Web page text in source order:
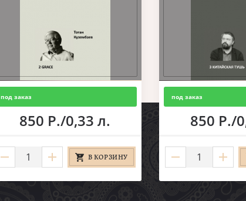
под заказ
850 Р./0,33 л.
В КОРЗИНУ
под заказ
850 Р./